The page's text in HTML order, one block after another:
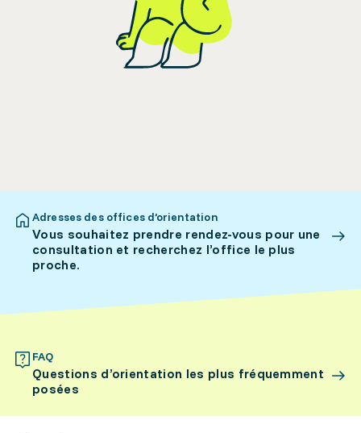
Adresses des offices d’orientation
Vous souhaitez prendre rendez-vous pour une
consultation et recherchez l’office le plus
proche.
FAQ
Questions d’orientation les plus fréquemment
posées